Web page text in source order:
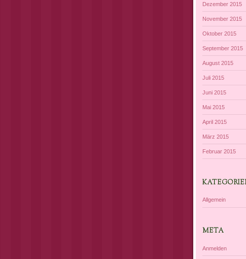
Dezember 2015
November 2015
Oktober 2015
September 2015
August 2015
Juli 2015
Juni 2015
Mai 2015
April 2015
März 2015
Februar 2015
Allgemein
META
Anmelden